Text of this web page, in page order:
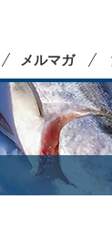
メルマガ